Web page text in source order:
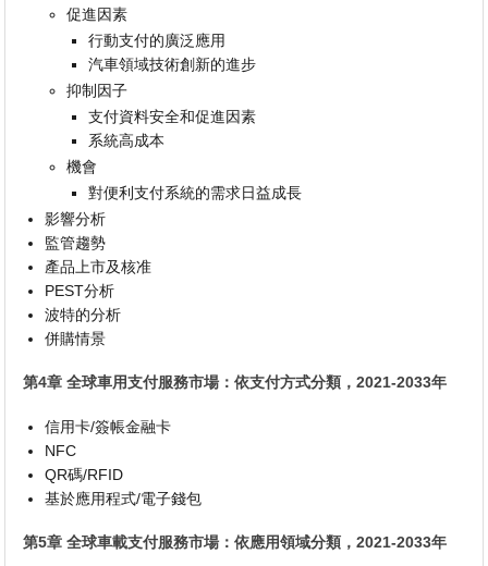
促進因素
行動支付的廣泛應用
汽車領域技術創新的進步
抑制因子
支付資料安全和促進因素
系統高成本
機會
對便利支付系統的需求日益成長
影響分析
監管趨勢
產品上市及核准
PEST分析
波特的分析
併購情景
第4章 全球車用支付服務市場：依支付方式分類，2021-2033年
信用卡/簽帳金融卡
NFC
QR碼/RFID
基於應用程式/電子錢包
第5章 全球車載支付服務市場：依應用領域分類，2021-2033年